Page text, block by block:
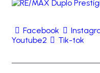
Facebook
Youtube2
Tik-tok